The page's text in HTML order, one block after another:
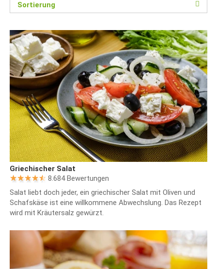
Sortierung
Griechischer Salat
8.684 Bewertungen
Salat liebt doch jeder, ein griechischer Salat mit Oliven und
Schafskäse ist eine willkommene Abwechslung. Das Rezept
wird mit Kräutersalz gewürzt.